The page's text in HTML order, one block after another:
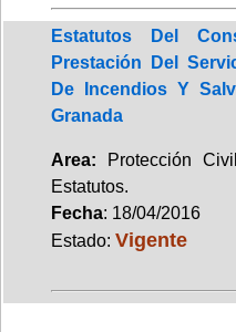
Estatutos Del
Prestación Del
De Incendios Y
Granada
Area: Protección
Estatutos.
Fecha: 18/04/2016
Estado: Vigente